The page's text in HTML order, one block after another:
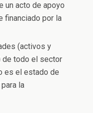
un acto de apoyo
financiado por la
(activos y
de todo el sector
es el estado de
la